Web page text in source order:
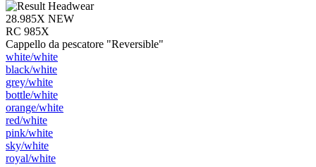
28.985X NEW
RC 985X
Cappello da pescatore "Reversible"
white/​white
black/​white
grey/​white
bottle/​white
orange/​white
red/​white
pink/​white
sky/​white
royal/​white